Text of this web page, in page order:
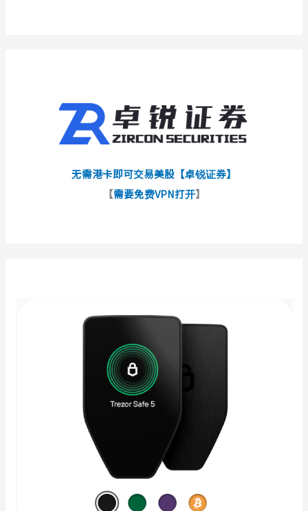
无需港卡即可交易美股【卓锐证券】
【需要免费VPN打开】